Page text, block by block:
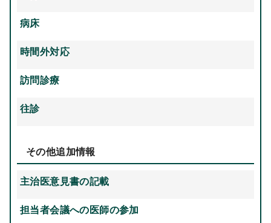
病床
時間外対応
訪問診療
往診
その他追加情報
主治医意見書の記載
担当者会議への医師の参加